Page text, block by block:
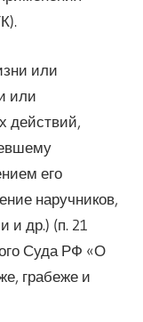
или
или
действий,
его
наручников,
и др.) (п. 21
Суда РФ «О
грабеже и